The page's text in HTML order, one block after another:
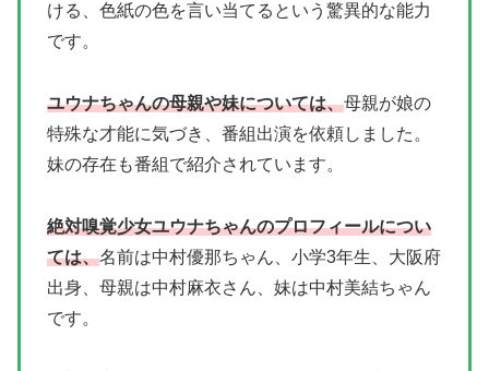
ける、色紙の色を言い当てるという驚異的な能力
です。
ユウナちゃんの母親や妹については、母親が娘の
特殊な才能に気づき、番組出演を依頼しました。
妹の存在も番組で紹介されています。
絶対嗅覚少女ユウナちゃんのプロフィールについ
ては、名前は中村優那ちゃん、小学3年生、大阪府
出身、母親は中村麻衣さん、妹は中村美結ちゃん
です。